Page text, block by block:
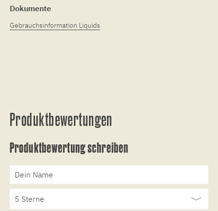
Dokumente
Gebrauchsinformation Liquids
Produktbewertungen
Produktbewertung schreiben